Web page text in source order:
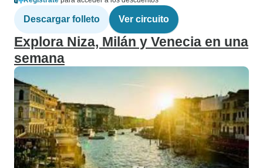
Descargar folleto Ver circuito
Explora Niza, Milán y Venecia en una
semana